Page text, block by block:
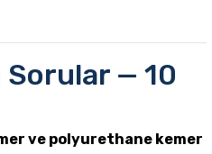
Sorular — 10
ve polyurethane kemer